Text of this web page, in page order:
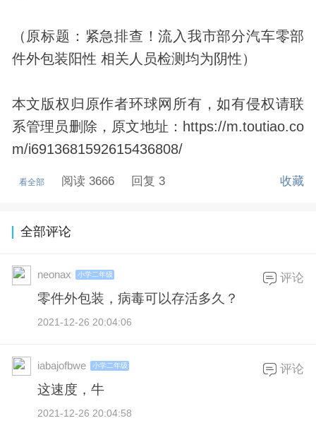
（原标题：紧急排查！流入我市部分汽车零部
件外包装阳性 相关人员检测均为阴性）
本文版权归原作者环球网所有，如有侵权请联
系管理员删除，原文地址：https://m.toutiao.co
m/i6913681592615436808/
看全部 阅读 3666 回复 3 收藏
全部评论
neonax 小学二年级
零件外包装，病毒可以存活多久？
2021-12-26 20:04:06
评论
iabajofbwe 小学二年级
这速度，牛
2021-12-26 20:04:58
评论